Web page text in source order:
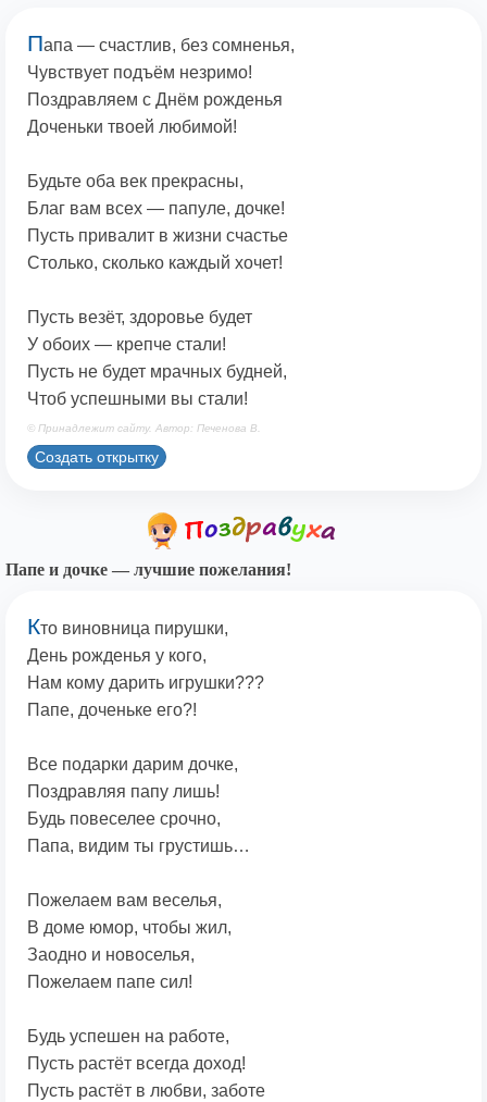
Папа — счастлив, без сомненья,
Чувствует подъём незримо!
Поздравляем с Днём рожденья
Доченьки твоей любимой!
Будьте оба век прекрасны,
Благ вам всех — папуле, дочке!
Пусть привалит в жизни счастье
Столько, сколько каждый хочет!
Пусть везёт, здоровье будет
У обоих — крепче стали!
Пусть не будет мрачных будней,
Чтоб успешными вы стали!
© Принадлежит сайту. Автор: Печенова В.
Создать открытку
Папе и дочке — лучшие пожелания!
Кто виновница пирушки,
День рожденья у кого,
Нам кому дарить игрушки???
Папе, доченьке его?!
Все подарки дарим дочке,
Поздравляя папу лишь!
Будь повеселее срочно,
Папа, видим ты грустишь…
Пожелаем вам веселья,
В доме юмор, чтобы жил,
Заодно и новоселья,
Пожелаем папе сил!
Будь успешен на работе,
Пусть растёт всегда доход!
Пусть растёт в любви, заботе